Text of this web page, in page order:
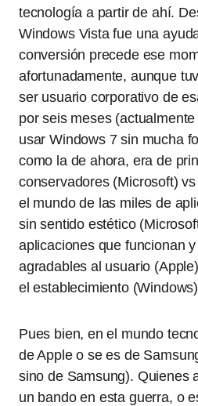
tecnología a partir de ahí.
Windows Vista fue una
conversión precede ese
afortunadamente, aunque
ser usuario corporativo de
por seis meses
usar Windows 7 sin mucha
como la de ahora, era de
conservadores (Microsoft)
el mundo de las miles de
sin sentido estético
aplicaciones que funcionan
agradables al usuario
el establecimiento (Windows)
Pues bien, en el mundo
de Apple o se es de
sino de Samsung). Quienes
un bando en esta guerra, o